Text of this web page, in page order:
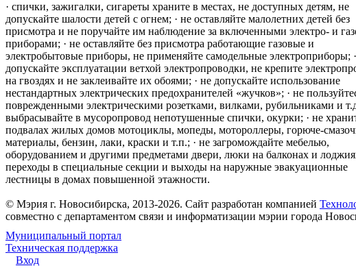
· спички, зажигалки, сигареты храните в местах, не доступных детям, не
допускайте шалости детей с огнем; · не оставляйте малолетних детей без
присмотра и не поручайте им наблюдение за включенными электро- и
приборами; · не оставляйте без присмотра работающие газовые и
электробытовые приборы, не применяйте самодельные электроприборы;
допускайте эксплуатации ветхой электропроводки, не крепите
на гвоздях и не заклеивайте их обоями; · не допускайте использование
нестандартных электрических предохранителей «жучков»; · не
поврежденными электрическими розетками, вилками, рубильниками и
выбрасывайте в мусоропровод непотушенные спички, окурки; · не
подвалах жилых домов мотоциклы, мопеды, мотороллеры, горюче-
материалы, бензин, лаки, краски и т.п.; · не загромождайте мебелью,
оборудованием и другими предметами двери, люки на балконах и
переходы в специальные секции и выходы на наружные эвакуационные
лестницы в домах повышенной этажности.
© Мэрия г. Новосибирска, 2013-2026. Сайт разработан компанией
совместно с департаментом связи и информатизации мэрии города
Муниципальный портал
Техническая поддержка
Вход